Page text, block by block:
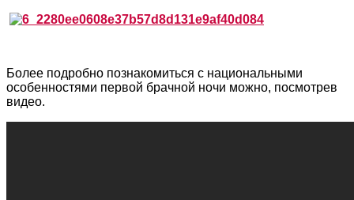
Более подробно познакомиться с национальными
особенностями первой брачной ночи можно, посмотрев
видео.